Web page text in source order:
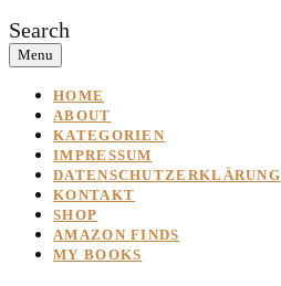
Search
Menu
HOME
ABOUT
KATEGORIEN
IMPRESSUM
DATENSCHUTZERKLÄRUNG
KONTAKT
SHOP
AMAZON FINDS
MY BOOKS